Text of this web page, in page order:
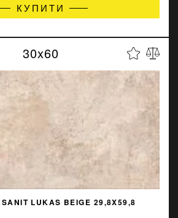
КУПИТИ
30x60
LUKAS BEIGE 29,8X59,8